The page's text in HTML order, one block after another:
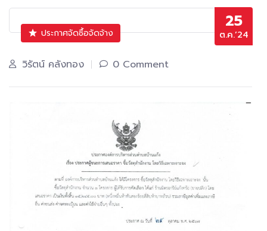
25
ต.ค.’24
ประกาศจัดซื้อจัดจ้าง
วิรัตน์ คลังทอง 0 Comment